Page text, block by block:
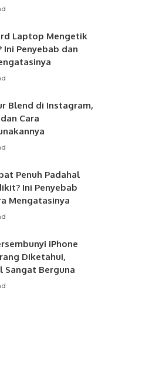
Laptop Mengetik
Ini Penyebab dan
Blend di Instagram,
Cara
Penuh Padahal
Ini Penyebab
Mengatasinya
iPhone
Diketahui,
Sangat Berguna